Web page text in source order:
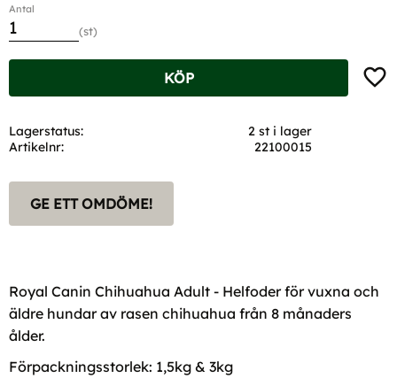
Antal
st
KÖP
Lagerstatus
2 st i lager
Artikelnr
22100015
GE ETT OMDÖME!
Royal Canin Chihuahua Adult - Helfoder för vuxna och
äldre hundar av rasen chihuahua från 8 månaders
ålder.
Förpackningsstorlek: 1,5kg & 3kg